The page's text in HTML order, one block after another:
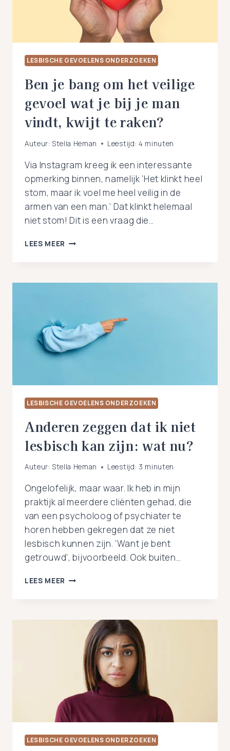
LESBISCHE GEVOELENS ONDERZOEKEN
Ben je bang om het veilige
gevoel wat je bij je man
vindt, kwijt te raken?
Auteur: Stella Heman Leestijd: 4 minuten
Via Instagram kreeg ik een interessante
opmerking binnen, namelijk ‘Het klinkt heel
stom, maar ik voel me heel veilig in de
armen van een man.’ Dat klinkt helemaal
niet stom! Dit is een vraag die…
LEES MEER BEN
HET
JE
BIJ
JE
MAN
RAKEN?
LESBISCHE GEVOELENS ONDERZOEKEN
Anderen zeggen dat ik niet
lesbisch kan zijn: wat nu?
Auteur: Stella Heman Leestijd: 3 minuten
Ongelofelijk, maar waar. Ik heb in mijn
praktijk al meerdere cliënten gehad, die
van een psycholoog of psychiater te
horen hebben gekregen dat ze niet
lesbisch kunnen zijn. ‘Want je bent
getrouwd’, bijvoorbeeld. Ook buiten…
LEES MEER ANDEREN
NIET
LESBISCH
ZIJN:
LESBISCHE GEVOELENS ONDERZOEKEN